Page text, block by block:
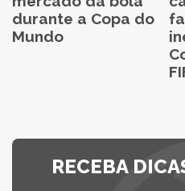
durante a Copa do
Mundo
RECEBA